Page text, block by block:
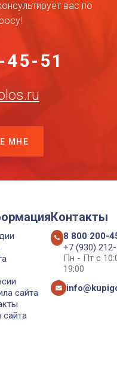
вас по
51
МНЕ
сайта
сайта
Контакты
8 800 200-
+7 (930)
Пн - Пт с
19:00